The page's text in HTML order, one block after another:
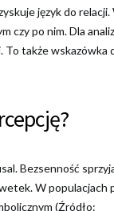
język do relacji.
czy po nim. Dla
To także wskazówka
Bezsenność
W populacjach
(Źródło: